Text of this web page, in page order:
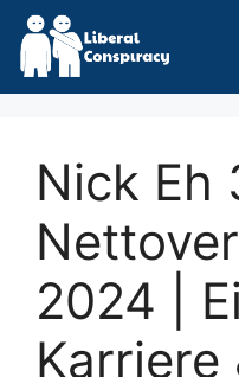
Skip
content
Nick Eh
2024 |
Karriere